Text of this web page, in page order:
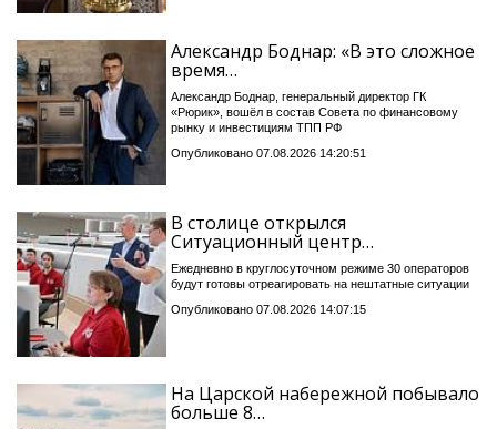
Александр Боднар: «В это сложное
время…
Александр Боднар, генеральный директор ГК
«Рюрик», вошёл в состав Совета по финансовому
рынку и инвестициям ТПП РФ
Опубликовано 07.08.2026 14:20:51
В столице открылся
Ситуационный центр…
Ежедневно в круглосуточном режиме 30 операторов
будут готовы отреагировать на нештатные ситуации
Опубликовано 07.08.2026 14:07:15
На Царской набережной побывало
больше 8…